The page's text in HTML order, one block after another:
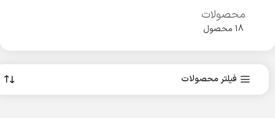
محصولات
18 محصول
فیلتر محصولات